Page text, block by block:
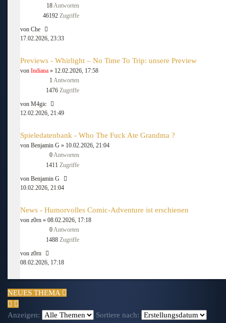
18Antworten
46192 Zugriffe
von Che
17.02.2026, 23:33
Previews - Whirlight – No Time To Trip: unsere Preview
von Indiana » 12.02.2026, 17:58
1 Antworten
1476 Zugriffe
von M4gic
12.02.2026, 21:49
Spieledatenbank - Who The Fuck Ate Grandma ?
von Benjamin G » 10.02.2026, 21:04
0Antworten
1411 Zugriffe
von Benjamin G
10.02.2026, 21:04
News - Humorvolles Comic-Adventure ist erschienen
von z0rn » 08.02.2026, 17:18
0Antworten
1488 Zugriffe
von z0rn
08.02.2026, 17:18
NEUES THEMA
Anzeigen:
Sortiere nach: